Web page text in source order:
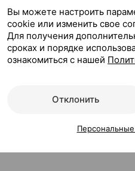
Вы можете настроить
cookie или изменить свое
Для получения
сроках и порядке
ознакомиться с нашей
Отклонить